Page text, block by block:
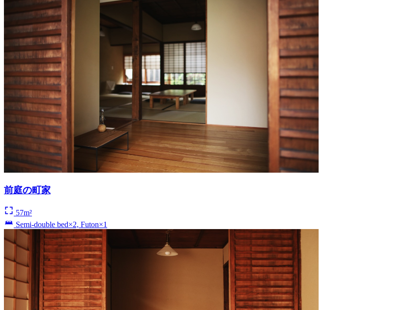
前庭の町家
57m²
Semi-double bed×2, Futon×1